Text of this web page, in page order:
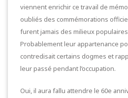
viennent enrichir ce travail de
oubliés des commémorations
furent jamais des milieux populaires
Probablement leur appartenance
contredisait certains dogmes et
leur passé pendant l’occupation.
Oui, il aura fallu attendre le 60e